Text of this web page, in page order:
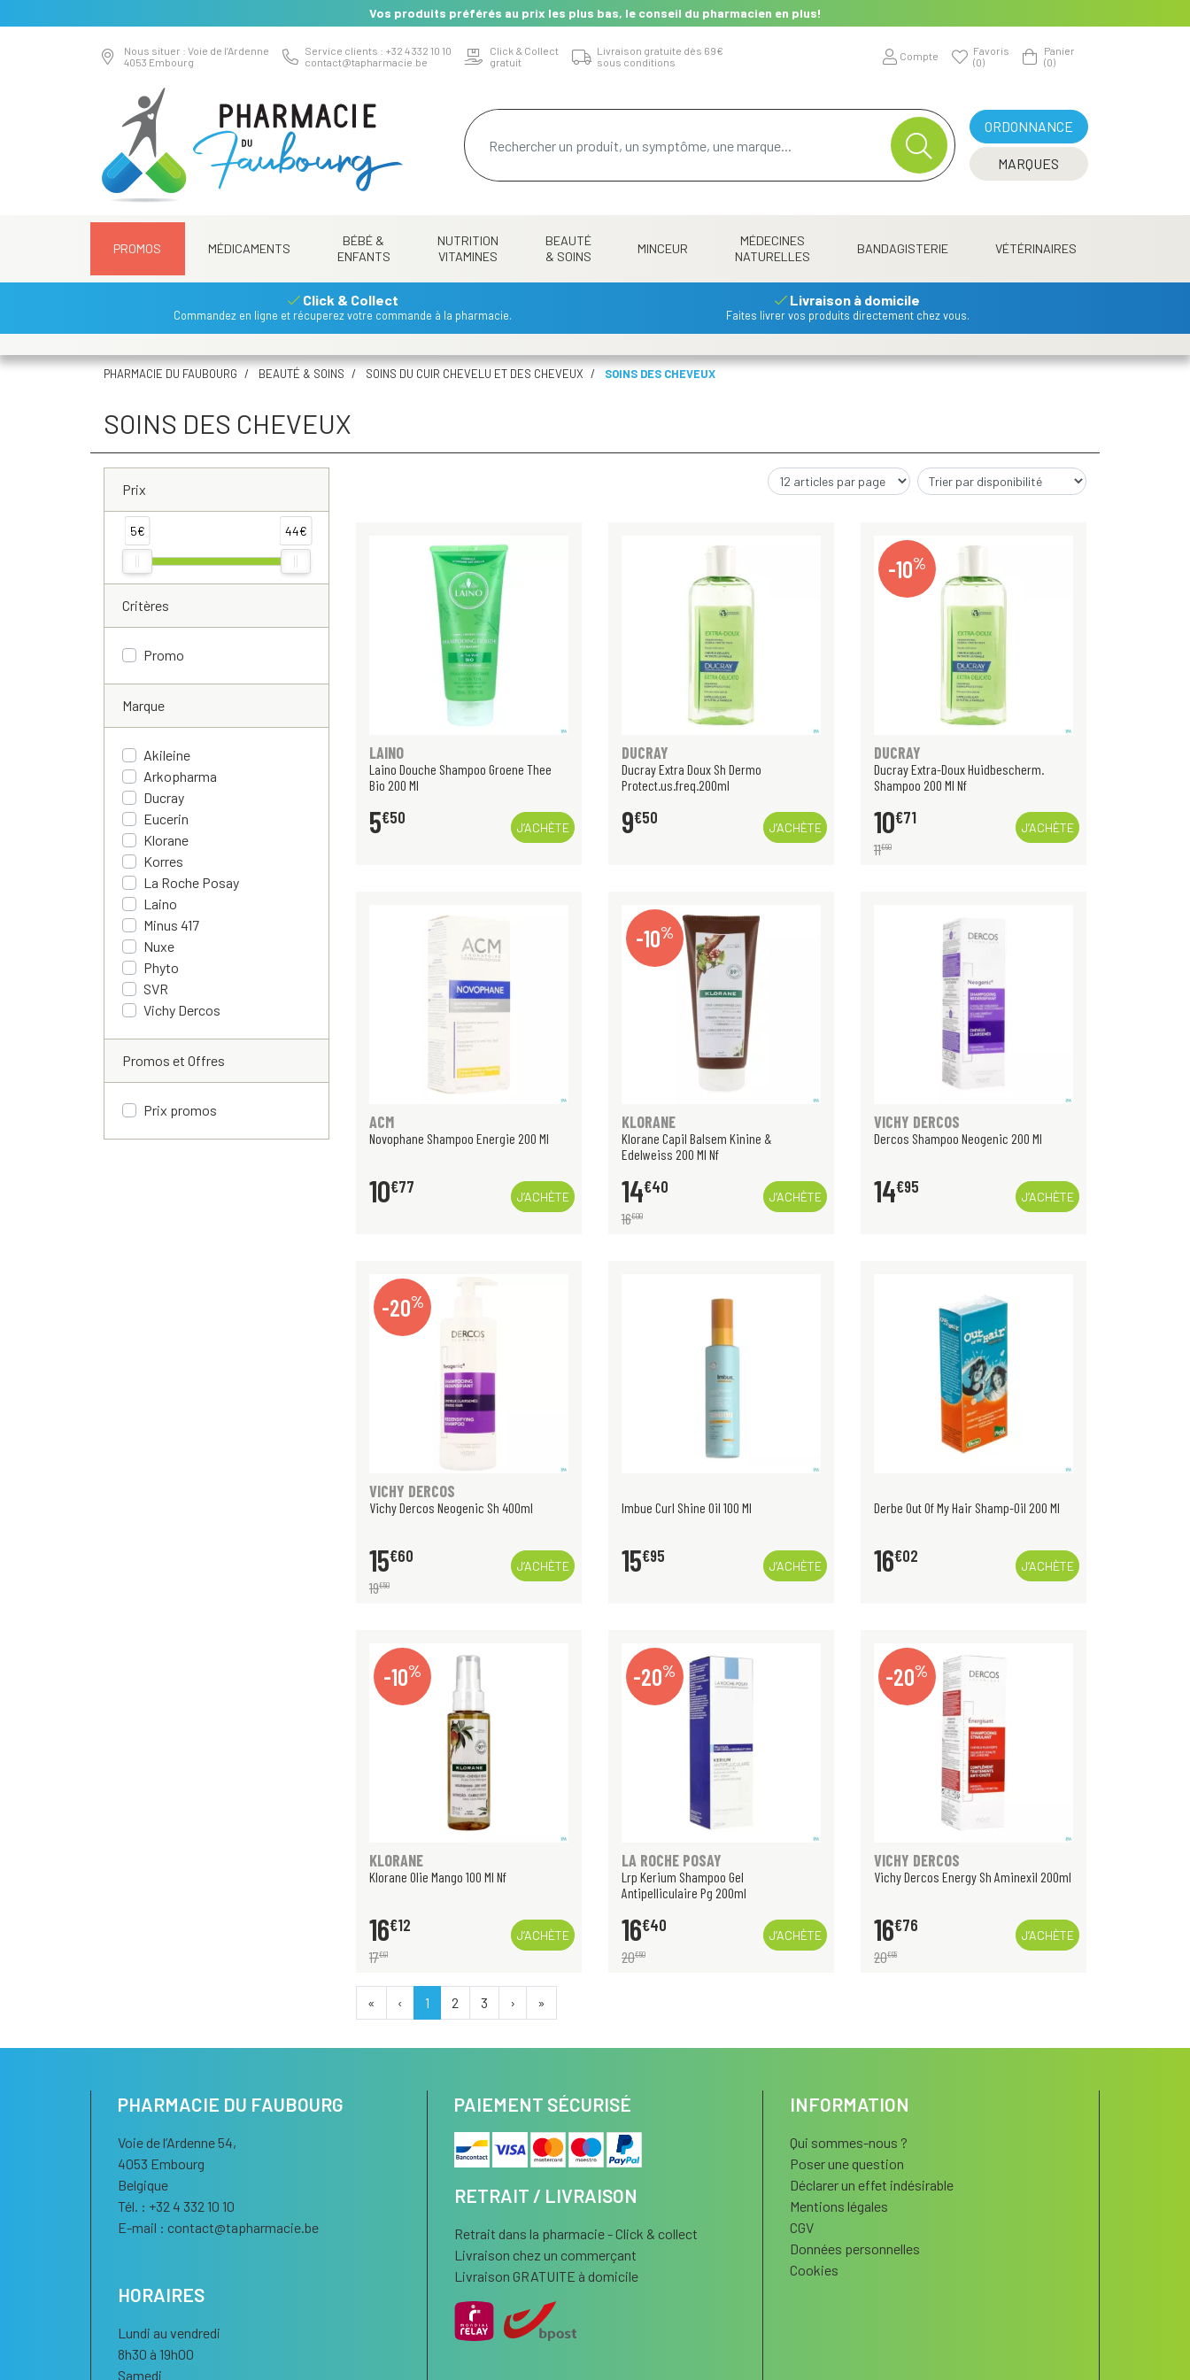
Vos produits préférés au prix les plus bas, le conseil du pharmacien en plus!
Nous situer : Voie de l’Ardenne
4053 Embourg
Service clients : +32 4 332 10 10
contact@tapharmacie.be
Click & Collect
gratuit
Livraison gratuite dès 69€
sous conditions
Compte
Favoris
(0)
Panier
(0)
ORDONNANCE
MARQUES
PROMOS MÉDICAMENTS
BÉBÉ &
ENFANTS
NUTRITION
VITAMINES
BEAUTÉ
& SOINS
MINCEUR
MÉDECINES
NATURELLES
BANDAGISTERIE VÉTÉRINAIRES
Click & Collect
Commandez en ligne et récuperez votre commande à la pharmacie.
Livraison à domicile
Faites livrer vos produits directement chez vous.
PHARMACIE DU FAUBOURG BEAUTÉ & SOINS SOINS DU CUIR CHEVELU ET DES CHEVEUX SOINS DES CHEVEUX
SOINS DES CHEVEUX
Prix
5€ 44€
Critères
Promo
Marque
Akileine
Arkopharma
Ducray
Eucerin
Klorane
Korres
La Roche Posay
Laino
Minus 417
Nuxe
Phyto
SVR
Vichy Dercos
Promos et Offres
Prix promos
LAINO
Laino Douche Shampoo Groene Thee
Bio 200 Ml
5€50
J’ACHÈTE
DUCRAY
Ducray Extra Doux Sh Dermo
Protect.us.freq.200ml
9€50
J’ACHÈTE
-10%
DUCRAY
Ducray Extra-Doux Huidbescherm.
Shampoo 200 Ml Nf
10€71
11€90
J’ACHÈTE
ACM
Novophane Shampoo Energie 200 Ml
10€77
J’ACHÈTE
-10%
KLORANE
Klorane Capil Balsem Kinine &
Edelweiss 200 Ml Nf
14€40
16€00
J’ACHÈTE
VICHY DERCOS
Dercos Shampoo Neogenic 200 Ml
14€95
J’ACHÈTE
-20%
VICHY DERCOS
Vichy Dercos Neogenic Sh 400ml
15€60
19€50
J’ACHÈTE
Imbue Curl Shine Oil 100 Ml
15€95
J’ACHÈTE
Derbe Out Of My Hair Shamp-Oil 200 Ml
16€02
J’ACHÈTE
-10%
KLORANE
Klorane Olie Mango 100 Ml Nf
16€12
17€91
J’ACHÈTE
-20%
LA ROCHE POSAY
Lrp Kerium Shampoo Gel
Antipelliculaire Pg 200ml
16€40
20€50
J’ACHÈTE
-20%
VICHY DERCOS
Vichy Dercos Energy Sh Aminexil 200ml
16€76
20€95
J’ACHÈTE
« ‹ 1 2 3 › »
PHARMACIE DU FAUBOURG
Voie de l’Ardenne 54,
4053 Embourg
Belgique
Tél. : +32 4 332 10 10
E-mail : contact@tapharmacie.be
HORAIRES
Lundi au vendredi
8h30 à 19h00
Samedi
PAIEMENT SÉCURISÉ
RETRAIT / LIVRAISON
Retrait dans la pharmacie - Click & collect
Livraison chez un commerçant
Livraison GRATUITE à domicile
INFORMATION
Qui sommes-nous ?
Poser une question
Déclarer un effet indésirable
Mentions légales
CGV
Données personnelles
Cookies